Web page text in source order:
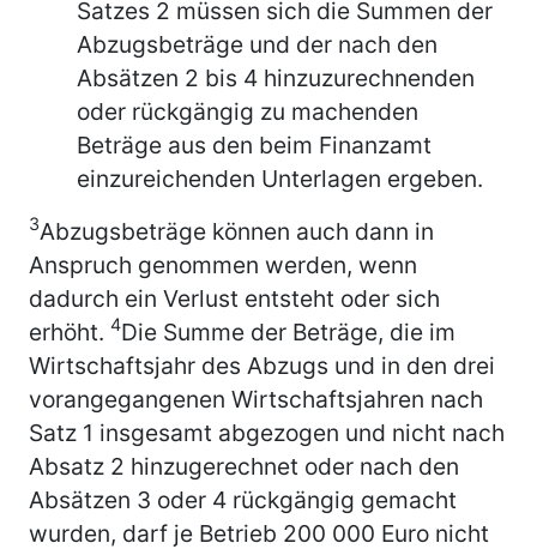
Satzes 2 müssen sich die Summen der
Abzugsbeträge und der nach den
Absätzen 2 bis 4 hinzuzurechnenden
oder rückgängig zu machenden
Beträge aus den beim Finanzamt
einzureichenden Unterlagen ergeben.
3Abzugsbeträge können auch dann in
Anspruch genommen werden, wenn
dadurch ein Verlust entsteht oder sich
erhöht. 4Die Summe der Beträge, die im
Wirtschaftsjahr des Abzugs und in den drei
vorangegangenen Wirtschaftsjahren nach
Satz 1 insgesamt abgezogen und nicht nach
Absatz 2 hinzugerechnet oder nach den
Absätzen 3 oder 4 rückgängig gemacht
wurden, darf je Betrieb 200 000 Euro nicht